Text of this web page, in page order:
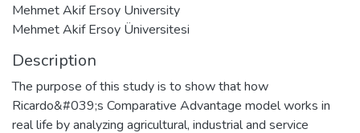
Mehmet Akif Ersoy University
Mehmet Akif Ersoy Üniversitesi
Description
The purpose of this study is to show that how
Ricardo&#039;s Comparative Advantage model works in
real life by analyzing agricultural, industrial and service